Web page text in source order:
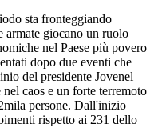
sta fronteggiando
armate giocano un ruolo
nel Paese più povero
dopo due eventi che
del presidente Jovenel
caos e un forte terremoto
persone. Dall'inizio
rispetto ai 231 dello